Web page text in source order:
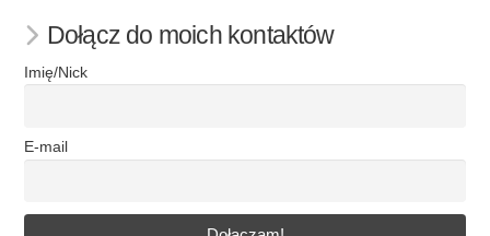
Dołącz do moich kontaktów
Imię/Nick
E-mail